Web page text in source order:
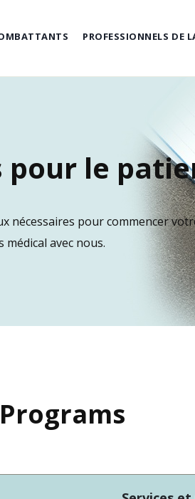
PROFESSIONNELS DE
pour le
nécessaires pour commencer
médical avec nous.